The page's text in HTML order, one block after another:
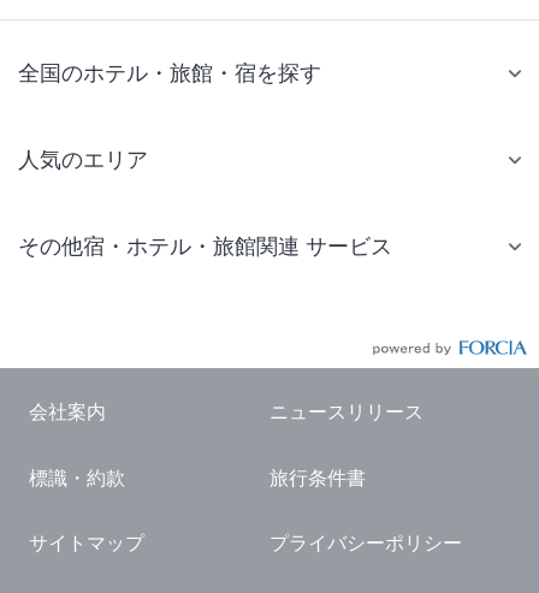
全国のホテル・旅館・宿を探す
人気のエリア
仙台 ホテル
東京ドーム ホテル
横浜 ホテル
熱海 ホテル
その他宿・ホテル・旅館関連 サービス
国内観光ガイド
旅行・観光情報
会社案内 ニュースリリース
標識・約款 旅行条件書
サイトマップ プライバシーポリシー